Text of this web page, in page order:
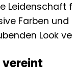
Leidenschaft
Farben
Look
vereint